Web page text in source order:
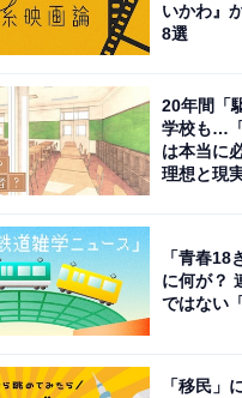
いかわ』
8選
20年間「
学校も…
は本当に
理想と現
「青春18
に何が？
ではない
「移民」